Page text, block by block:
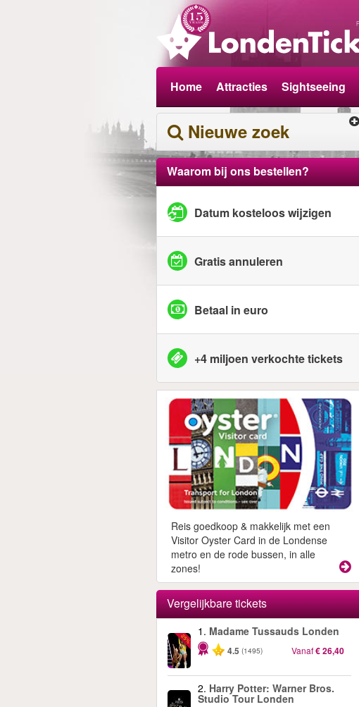
Home Attracties Sightseeing
Nieuwe zoek
Waarom bij ons bestellen?
Datum kosteloos wijzigen
Gratis annuleren
Betaal in euro
+4 miljoen verkochte tickets
Reis goedkoop & makkelijk met een
Visitor Oyster Card in de Londense
metro en de rode bussen, in alle
zones!
Vergelijkbare tickets
-25%
1. Madame Tussauds Londen
4.5 (1495) Vanaf€ 26,40
2. Harry Potter: Warner Bros.
Studio Tour Londen